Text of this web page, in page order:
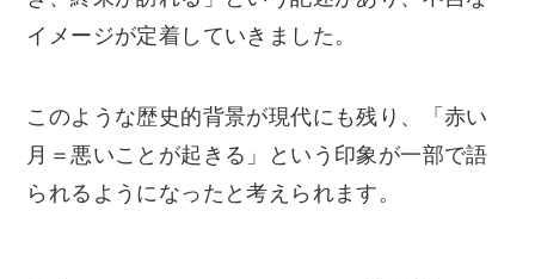
イメージが定着していきました。
このような歴史的背景が現代にも残り、「赤い
月＝悪いことが起きる」という印象が一部で語
られるようになったと考えられます。